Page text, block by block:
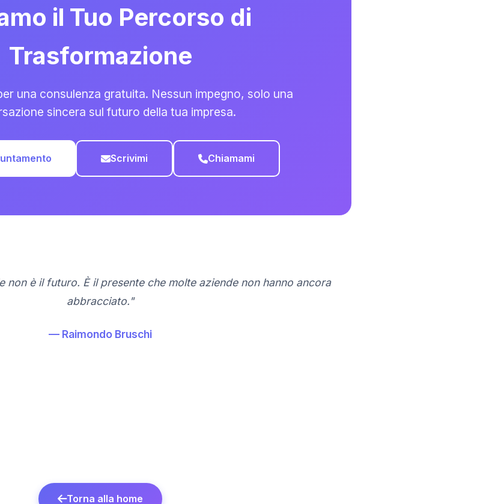
il Tuo Percorso di
Trasformazione
una consulenza gratuita. Nessun impegno, solo una
sincera sul futuro della tua impresa.
Scrivimi Chiamami
non è il futuro. È il presente che molte aziende non hanno ancora
abbracciato."
— Raimondo Bruschi
Torna alla home